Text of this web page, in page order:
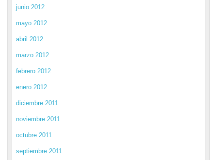
junio 2012
mayo 2012
abril 2012
marzo 2012
febrero 2012
enero 2012
diciembre 2011
noviembre 2011
octubre 2011
septiembre 2011